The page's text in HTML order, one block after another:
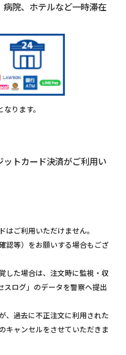
院、ホテルなど一時滞在
ります。
トカード決済がご利用い
ご利用いただけません。
認等）をお願いする場合もござ
した場合は、注文時に監視・収
スログ」のデータを警察へ提出
、過去に不正注文に利用された
キャンセルをさせていただきま